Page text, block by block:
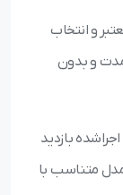
و انتخاب
و بدون
بازدید
مدل متناسب با